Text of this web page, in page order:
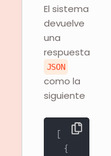
El sistema
devuelve
una
respuesta
JSON
como la
siguiente
{